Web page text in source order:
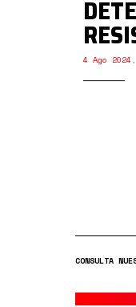
4 Ago 2024 ,
CONSULTA